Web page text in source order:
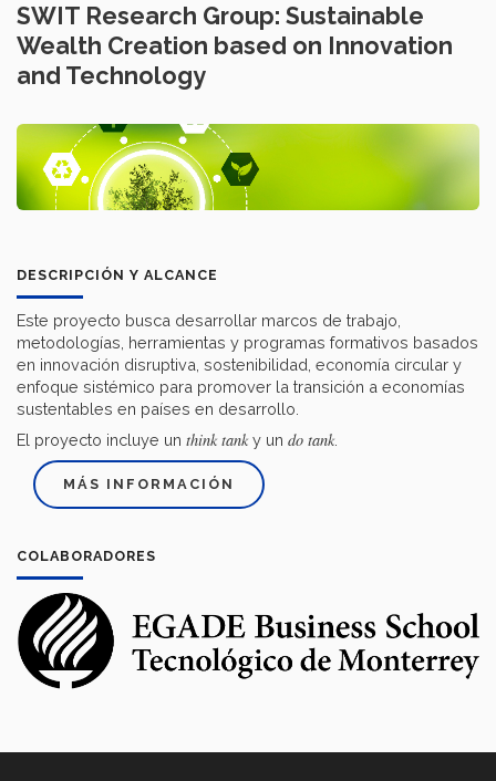
SWIT Research Group: Sustainable
Wealth Creation based on Innovation
and Technology
DESCRIPCIÓN Y ALCANCE
Este proyecto busca desarrollar marcos de trabajo,
metodologías, herramientas y programas formativos basados
en innovación disruptiva, sostenibilidad, economía circular y
enfoque sistémico para promover la transición a economías
sustentables en países en desarrollo.
El proyecto incluye un think tanky un do tank.
MÁS INFORMACIÓN
COLABORADORES